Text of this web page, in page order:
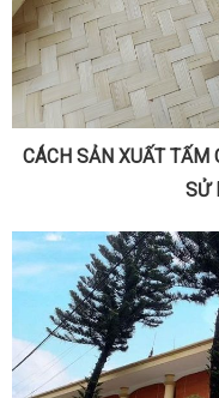
CÁCH SẢN XUẤT TẤM
SỬ